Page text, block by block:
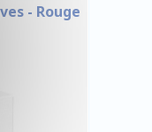
- Rouge